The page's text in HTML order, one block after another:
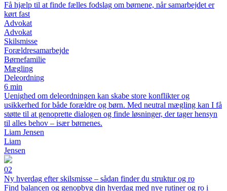
Få hjælp til at finde fælles fodslag om børnene, når samarbejdet er
kørt fast
Advokat
Advokat
Skilsmisse
Forældresamarbejde
Børnefamilie
Mægling
Deleordning
6 min
Uenighed om deleordningen kan skabe store konflikter og
usikkerhed for både forældre og børn. Med neutral mægling kan I få
støtte til at genoprette dialogen og finde løsninger, der tager hensyn
til alles behov – især børnenes.
Liam Jensen
Liam
Jensen
02
Ny hverdag efter skilsmisse – sådan finder du struktur og ro
Find balancen og genopbyg din hverdag med nye rutiner og ro i